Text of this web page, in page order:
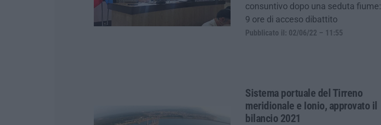
consuntivo dopo una seduta fiume:
9 ore di acceso dibattito
Pubblicato il: 02/06/22 – 11:55
Sistema portuale del Tirreno
meridionale e Ionio, approvato il
bilancio 2021